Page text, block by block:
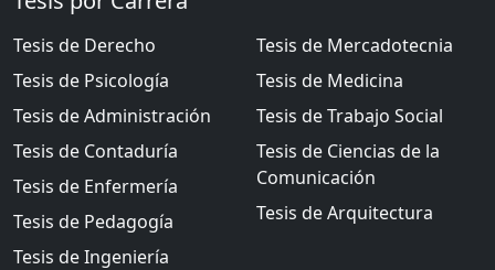
Tesis de Derecho
Tesis de Psicología
Tesis deAdministración
Tesis de Contaduría
Tesis de Enfermería
Tesis de Pedagogía
Tesis deIngeniería
Tesis de Mercadotecnia
Tesis de Medicina
Tesis deTrabajo Social
Tesis de Ciencias de la
Comunicación
Tesis deArquitectura